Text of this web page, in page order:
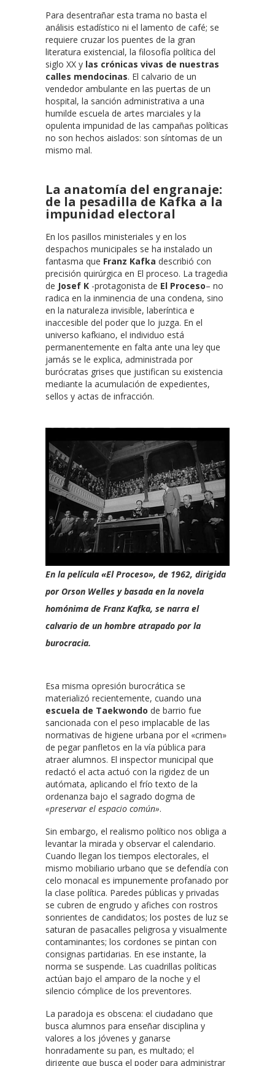
Para desentrañar esta trama no basta el
análisis estadístico ni el lamento de café; se
requiere cruzar los puentes de la gran
literatura existencial, la filosofía política del
siglo XX y las crónicas vivas de nuestras
calles mendocinas. El calvario de un
vendedor ambulante en las puertas de un
hospital, la sanción administrativa a una
humilde escuela de artes marciales y la
opulenta impunidad de las campañas políticas
no son hechos aislados: son síntomas de un
mismo mal.
La anatomía del engranaje:
de la pesadilla de Kafka a la
impunidad electoral
En los pasillos ministeriales y en los
despachos municipales se ha instalado un
fantasma que Franz Kafka describió con
precisión quirúrgica en El proceso. La tragedia
de Josef K -protagonista de El Proceso– no
radica en la inminencia de una condena, sino
en la naturaleza invisible, laberíntica e
inaccesible del poder que lo juzga. En el
universo kafkiano, el individuo está
permanentemente en falta ante una ley que
jamás se le explica, administrada por
burócratas grises que justifican su existencia
mediante la acumulación de expedientes,
sellos y actas de infracción.
En la película «El Proceso», de 1962, dirigida
por Orson Welles y basada en la novela
homónima de Franz Kafka, se narra el
calvario de un hombre atrapado por la
burocracia.
Esa misma opresión burocrática se
materializó recientemente, cuando una
escuela de Taekwondo de barrio fue
sancionada con el peso implacable de las
normativas de higiene urbana por el «crimen»
de pegar panfletos en la vía pública para
atraer alumnos. El inspector municipal que
redactó el acta actuó con la rigidez de un
autómata, aplicando el frío texto de la
ordenanza bajo el sagrado dogma de
«preservar el espacio común».
Sin embargo, el realismo político nos obliga a
levantar la mirada y observar el calendario.
Cuando llegan los tiempos electorales, el
mismo mobiliario urbano que se defendía con
celo monacal es impunemente profanado por
la clase política. Paredes públicas y privadas
se cubren de engrudo y afiches con rostros
sonrientes de candidatos; los postes de luz se
saturan de pasacalles peligrosa y visualmente
contaminantes; los cordones se pintan con
consignas partidarias. En ese instante, la
norma se suspende. Las cuadrillas políticas
actúan bajo el amparo de la noche y el
silencio cómplice de los preventores.
La paradoja es obscena: el ciudadano que
busca alumnos para enseñar disciplina y
valores a los jóvenes y ganarse
honradamente su pan, es multado; el
dirigente que busca el poder para administrar